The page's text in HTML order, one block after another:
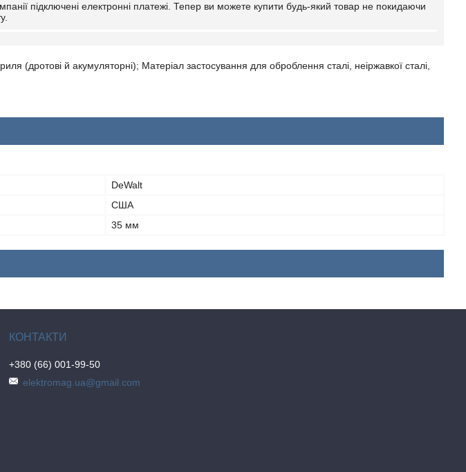
підключені електронні платежі. Тепер ви можете купити будь-який товар не покидаючи
(дротові й акумуляторні); Матеріал застосування для оброблення сталі, неіржавкої сталі,
DeWalt
США
35 мм
+380 (66) 001-99-50
elektromag.ua@gmail.com